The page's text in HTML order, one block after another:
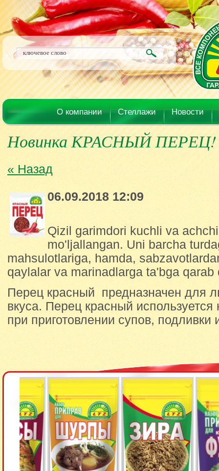
О компании Стеллажи Новости
Новинка КРАСНЫЙ ПЕРЕЦ!
« Назад
06.09.2018 12:09
Qizil garimdori kuchli va
mo'ljallangan. Uni barcha
mahsulotlariga, hamda,
qaylalar va marinadlarga ta'bga
Перец красный предназначен для
вкуса. Перец красный используется
при приготовлении супов, подливки